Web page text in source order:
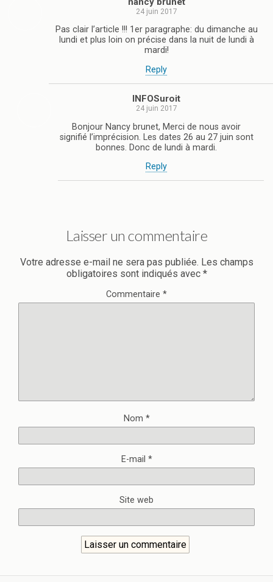
24 juin 2017
Pas clair l’article !!! 1er paragraphe: du dimanche au
lundi et plus loin on précise dans la nuit de lundi à
mardi!
Reply
INFOSuroit
24 juin 2017
Bonjour Nancy brunet, Merci de nous avoir
signifié l’imprécision. Les dates 26 au 27 juin sont
bonnes. Donc de lundi à mardi.
Reply
Laisser un commentaire
Votre adresse e-mail ne sera pas publiée. Les champs
obligatoires sont indiqués avec *
Commentaire *
Nom *
E-mail *
Site web